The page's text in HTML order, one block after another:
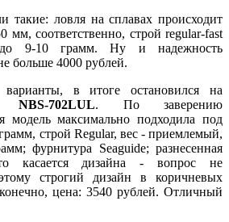
такие: ловля на сплавах происходит
мм, соответственно, строй regular-fast
9-10 грамм. Ну и надежность
больше 4000 рублей.
варианты, в итоге остановился на
702LUL. По заверению
модель максимально подходила под
строй Regular, вес - приемлемый,
фурнитура Seaguide; разнесенная
касается дизайна - вопрос не
строгий дизайн в коричневых
цена: 3540 рублей. Отличный